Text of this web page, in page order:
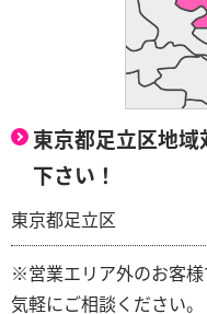
東京都足立区地
下さい！
東京都足立区
※営業エリア外のお客
気軽にご相談ください。